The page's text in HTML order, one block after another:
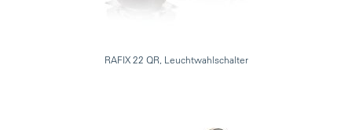
RAFIX 22 QR, Leuchtwahlschalter